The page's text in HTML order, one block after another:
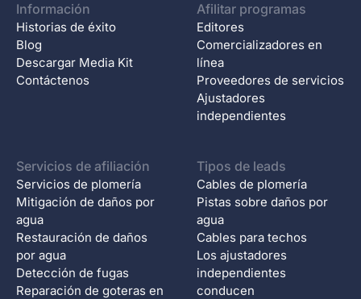
Información
Historias de éxito
Blog
Descargar Media Kit
Contáctenos
Afilitar programas
Editores
Comercializadores en
línea
Proveedores de servicios
Ajustadores
independientes
Servicios de afiliación
Servicios de plomería
Mitigación de daños por
agua
Restauración de daños
por agua
Detección de fugas
Reparación de goteras en
Tipos de leads
Cables de plomería
Pistas sobre daños por
agua
Cables para techos
Los ajustadores
independientes
conducen